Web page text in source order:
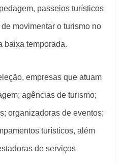
passeios turísticos
movimentar o turismo no
baixa temporada.
empresas que atuam
agências de turismo;
organizadoras de eventos;
turísticos, além
de serviços